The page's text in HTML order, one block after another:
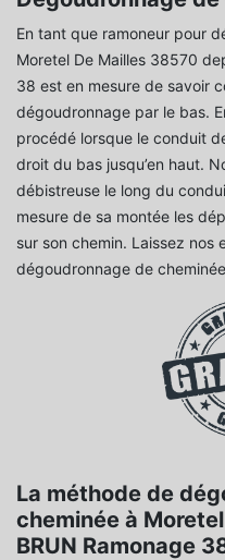
En tant que ramoneur pour
Moretel De Mailles 38570
38 est en mesure de savoir
dégoudronnage par le bas.
procédé lorsque le conduit
droit du bas jusqu’en haut.
débistreuse le long du
mesure de sa montée les
sur son chemin. Laissez
dégoudronnage de
La méthode de
cheminée à
BRUN Ramonage